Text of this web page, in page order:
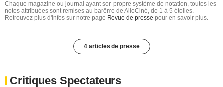
Chaque magazine ou journal ayant son propre système de notation, toutes les
notes attribuées sont remises au barême de AlloCiné, de 1 à 5 étoiles.
Retrouvez plus d'infos sur notre page Revue de presse pour en savoir plus.
4 articles de presse
Critiques Spectateurs